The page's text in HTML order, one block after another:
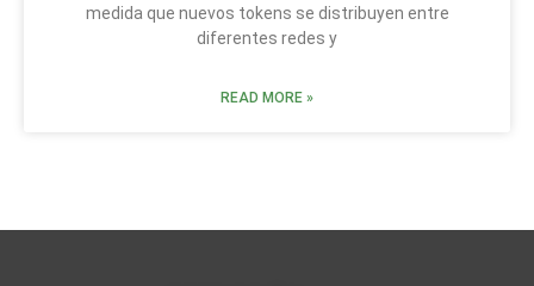
medida que nuevos tokens se distribuyen entre
diferentes redes y
READ MORE »